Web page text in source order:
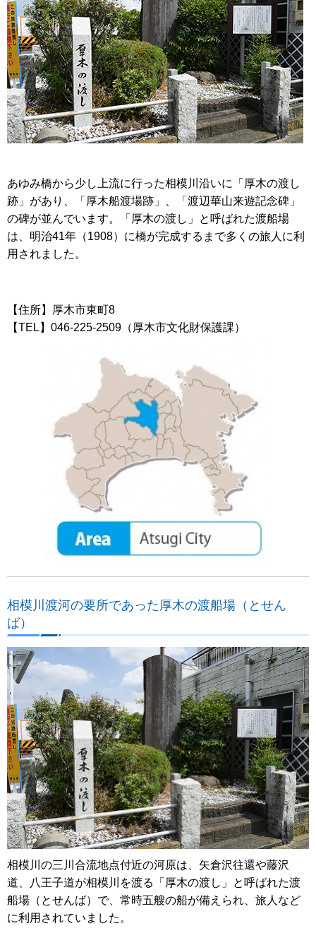
あゆみ橋から少し上流に行った相模川沿いに「厚木の渡し
跡」があり、「厚木船渡場跡」、「渡辺華山来遊記念碑」
の碑が並んでいます。「厚木の渡し」と呼ばれた渡船場
は、明治41年（1908）に橋が完成するまで多くの旅人に利
用されました。
【住所】厚木市東町8
【TEL】046-225-2509（厚木市文化財保護課）
相模川渡河の要所であった厚木の渡船場（とせん
ば）
相模川の三川合流地点付近の河原は、矢倉沢往還や藤沢
道、八王子道が相模川を渡る「厚木の渡し」と呼ばれた渡
船場（とせんば）で、常時五艘の船が備えられ、旅人など
に利用されていました。